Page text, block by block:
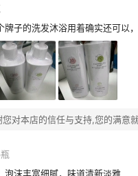
牌子的洗发沐浴用着确实还可以
您对本店的信任与支持,您的满意
瓶
泡沫丰富细腻，味道清新淡雅